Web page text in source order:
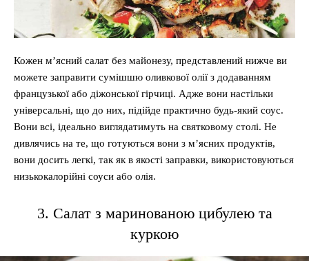
Кожен м’ясний салат без майонезу, представлений нижче ви
можете заправити сумішшю оливкової олії з додаванням
французької або діжонської гірчиці. Адже вони настільки
універсальні, що до них, підійде практично будь-який соус.
Вони всі, ідеально виглядатимуть на святковому столі. Не
дивлячись на те, що готуються вони з м’ясних продуктів,
вони досить легкі, так як в якості заправки, використовуються
низькокалорійні соуси або олія.
3. Салат з маринованою цибулею та
куркою